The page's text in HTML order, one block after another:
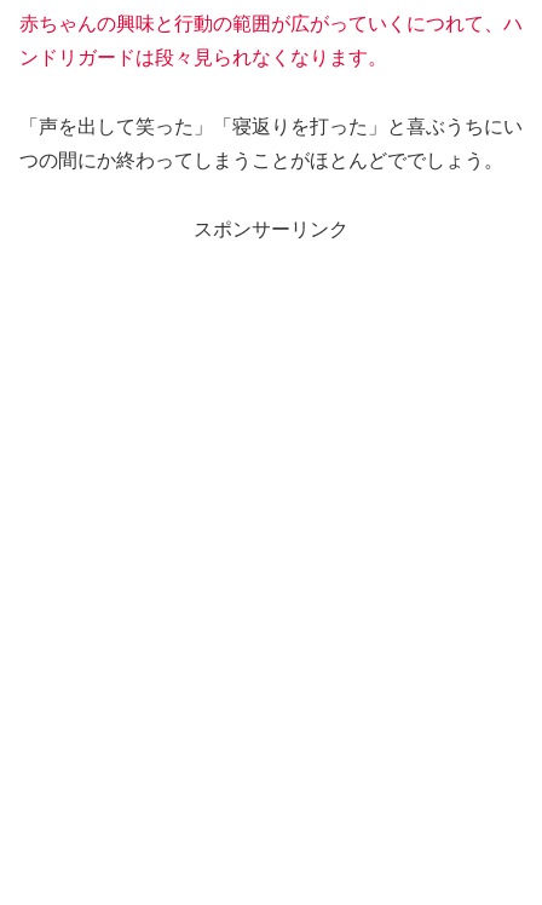
赤ちゃんの興味と行動の範囲が広がっていくにつれて、ハ
ンドリガードは段々見られなくなります。
「声を出して笑った」「寝返りを打った」と喜ぶうちにい
つの間にか終わってしまうことがほとんどででしょう。
スポンサーリンク